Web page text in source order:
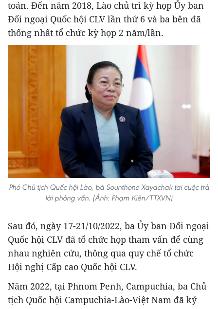
toán. Đến năm 2018, Lào chủ trì kỳ họp Ủy ban
Đối ngoại Quốc hội CLV lần thứ 6 và ba bên đã
thống nhất tổ chức kỳ họp 2 năm/lần.
Phó Chủ tịch Quốc hội Lào, bà Sounthone Xayachak tai cuộc trả
lời phỏng vấn. (Ảnh: Phạm Kiên/TTXVN)
Sau đó, ngày 17-21/10/2022, ba Ủy ban Đối ngoại
Quốc hội CLV đã tổ chức họp tham vấn để cùng
nhau nghiên cứu, thông qua quy chế tổ chức
Hội nghị Cấp cao Quốc hội CLV.
Năm 2022, tại Phnom Penh, Campuchia, ba Chủ
tịch Quốc hội Campuchia-Lào-Việt Nam đã ký